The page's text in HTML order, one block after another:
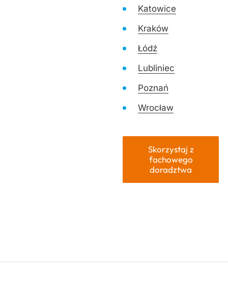
Katowice
Kraków
Łódź
Lubliniec
Poznań
Wrocław
Skorzystaj z
fachowego
doradztwa